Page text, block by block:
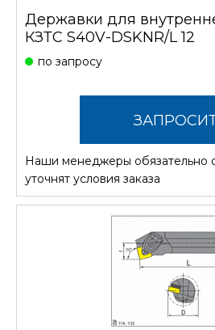
Державки для
КЗТС S40V-DSKNR/L 12
по запросу
Наши менеджеры обязательно
уточнят условия заказа